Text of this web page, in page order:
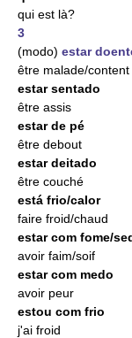
qui est là?
3
(modo) estar
être malade/content
estar sentado
être assis
estar de pé
être debout
estar deitado
être couché
está frio/calor
faire froid/chaud
estar com fome/
avoir faim/soif
estar com medo
avoir peur
estou com frio
j'ai froid